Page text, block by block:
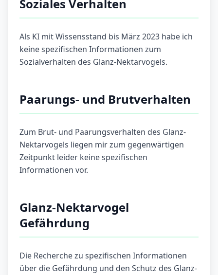
Soziales Verhalten
Als KI mit Wissensstand bis März 2023 habe ich
keine spezifischen Informationen zum
Sozialverhalten des Glanz-Nektarvogels.
Paarungs- und Brutverhalten
Zum Brut- und Paarungsverhalten des Glanz-
Nektarvogels liegen mir zum gegenwärtigen
Zeitpunkt leider keine spezifischen
Informationen vor.
Glanz-Nektarvogel
Gefährdung
Die Recherche zu spezifischen Informationen
über die Gefährdung und den Schutz des Glanz-